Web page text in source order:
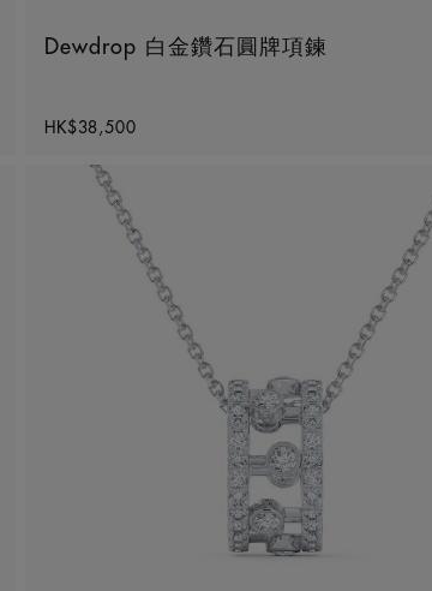
Dewdrop 白金鑽石圓牌項鍊
HK$38,500